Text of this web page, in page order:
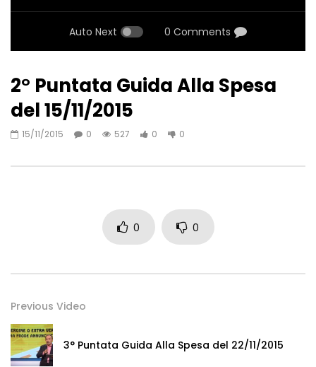
Auto Next 0 Comments
2° Puntata Guida Alla Spesa
del 15/11/2015
15/11/2015 0 527 0 0
0 0
Previous Video
3° Puntata Guida Alla Spesa del 22/11/2015